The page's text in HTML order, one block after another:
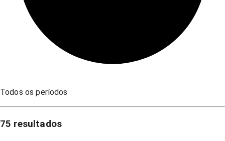
Todos os períodos
75 resultados